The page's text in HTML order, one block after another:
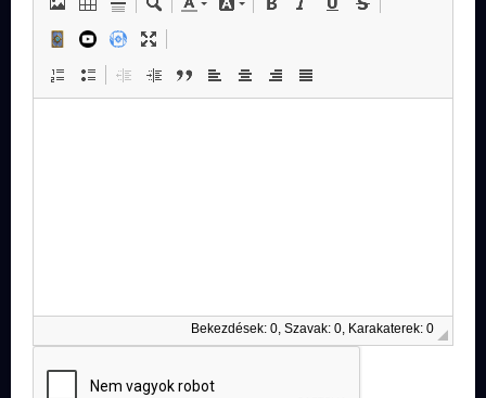
Bekezdések: 0, Szavak: 0, Karakaterek: 0